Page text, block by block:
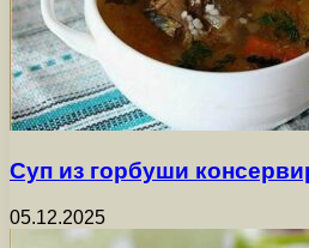
Суп из горбуши
05.12.2025